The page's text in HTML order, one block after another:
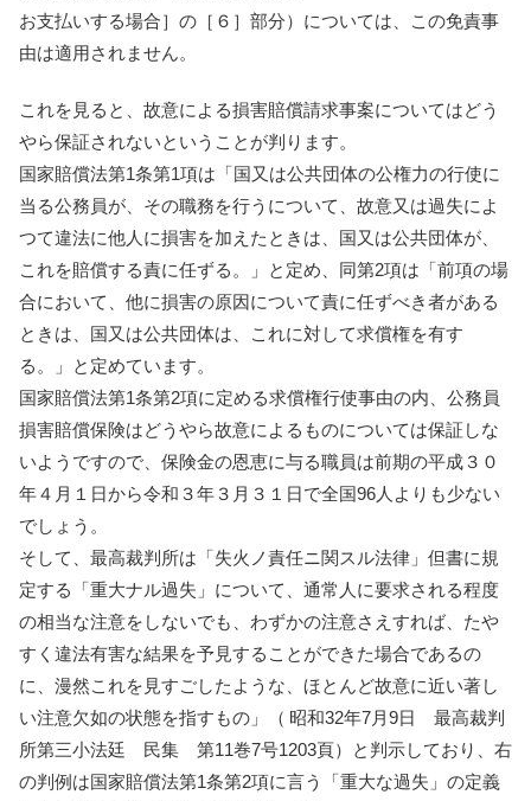
お支払いする場合］の［６］部分）については、この免責事
由は適用されません。
これを見ると、故意による損害賠償請求事案についてはどう
やら保証されないということが判ります。
国家賠償法第1条第1項は「国又は公共団体の公権力の行使に
当る公務員が、その職務を行うについて、故意又は過失によ
つて違法に他人に損害を加えたときは、国又は公共団体が、
これを賠償する責に任ずる。」と定め、同第2項は「前項の場
合において、他に損害の原因について責に任ずべき者がある
ときは、国又は公共団体は、これに対して求償権を有す
る。」と定めています。
国家賠償法第1条第2項に定める求償権行使事由の内、公務員
損害賠償保険はどうやら故意によるものについては保証しな
いようですので、保険金の恩恵に与る職員は前期の平成３０
年４月１日から令和３年３月３１日で全国96人よりも少ない
でしょう。
そして、最高裁判所は「失火ノ責任ニ関スル法律」但書に規
定する「重大ナル過失」について、通常人に要求される程度
の相当な注意をしないでも、わずかの注意さえすれば、たや
すく違法有害な結果を予見することができた場合であるの
に、漫然これを見すごしたような、ほとんど故意に近い著し
い注意欠如の状態を指すもの」（ 昭和32年7月9日 最高裁判
所第三小法廷 民集 第11巻7号1203頁）と判示しており、右
の判例は国家賠償法第1条第2項に言う「重大な過失」の定義